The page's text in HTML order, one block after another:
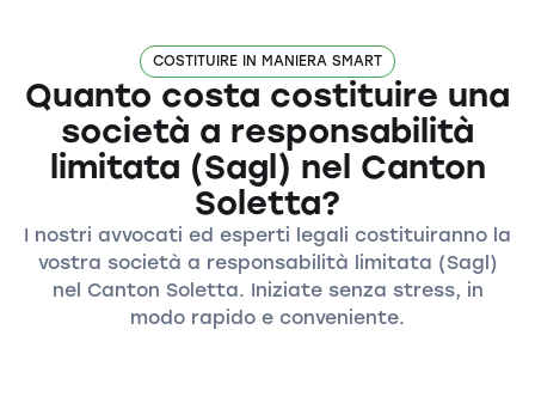
COSTITUIRE IN MANIERA SMART
Quanto costa costituire una
società a responsabilità
limitata (Sagl) nel Canton
Soletta?
I nostri avvocati ed esperti legali costituiranno la
vostra società a responsabilità limitata (Sagl)
nel Canton Soletta. Iniziate senza stress, in
modo rapido e conveniente.